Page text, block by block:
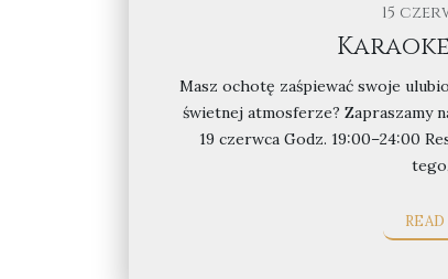
15
Karaoke
Masz ochotę zaśpiewać swoje
świetnej atmosferze? Zapraszamy
19 czerwca Godz. 19:00–24:00